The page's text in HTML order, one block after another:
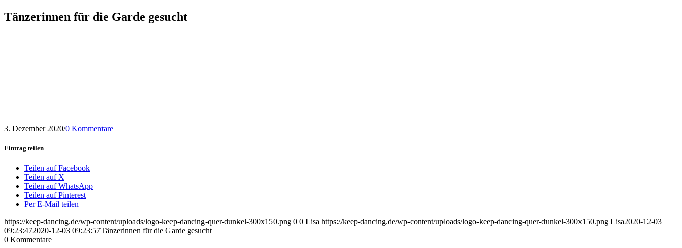
Tänzerinnen für die Garde gesucht
3. Dezember 2020/0 Kommentare
Eintrag teilen
Teilen auf Facebook
Teilen auf X
Teilen auf WhatsApp
Teilen auf Pinterest
Per E-Mail teilen
https://keep-dancing.de/wp-content/uploads/logo-keep-dancing-quer-dunkel-300x150.png 0 0 Lisa https://keep-dancing.de/wp-content/uploads/logo-keep-dancing-quer-dunkel-300x150.png Lisa2020-12-03
09:23:472020-12-03 09:23:57Tänzerinnen für die Garde gesucht
0 Kommentare